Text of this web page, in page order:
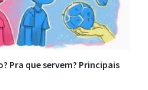
Pra que servem? Principais